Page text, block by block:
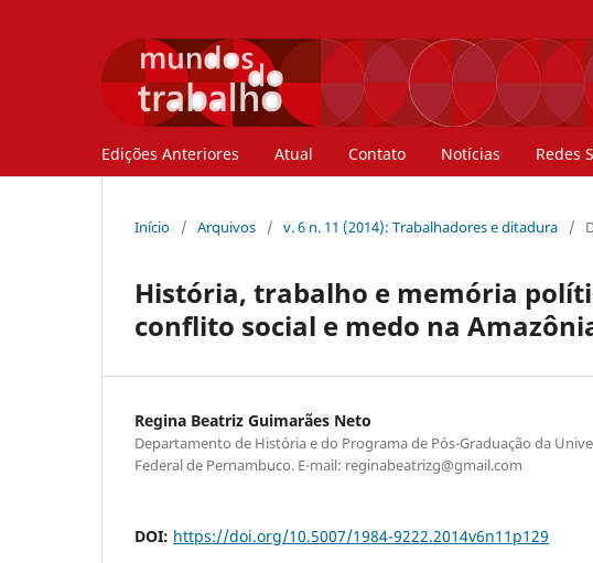
Edições Anteriores Atual Contato Notícias Redes
Início / Arquivos / v. 6 n. 11 (2014): Trabalhadores e ditadura /
História, trabalho e memória
conflito social e medo na
Regina Beatriz Guimarães Neto
Departamento de História e do Programa de Pós-Graduação da
Federal de Pernambuco. E-mail: reginabeatrizg@gmail.com
DOI: https://doi.org/10.5007/1984-9222.2014v6n11p129